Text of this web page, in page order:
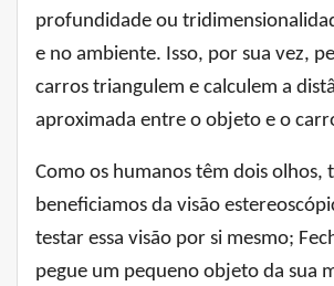
profundidade ou
e no ambiente. Isso, por sua vez,
carros triangulem e calculem a
aproximada entre o objeto e o
Como os humanos têm dois olhos,
beneficiamos da visão
testar essa visão por si mesmo;
pegue um pequeno objeto da sua